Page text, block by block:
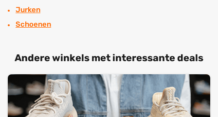
Jurken
Schoenen
Andere winkels met interessante deals